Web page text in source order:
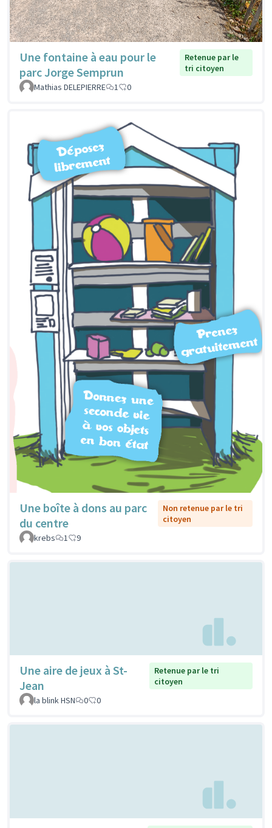
Une fontaine à eau pour le
parc Jorge Semprun
Retenue par le
tri citoyen
Mathias DELEPIERRE
1 0
Une boîte à dons au parc
du centre
Non retenue par le tri
citoyen
krebs
1 9
Une aire de jeux à St-
Jean
Retenue par le tri
citoyen
la blink HSN
0 0